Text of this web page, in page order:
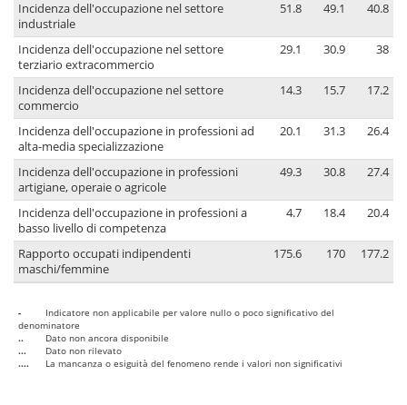
Incidenza dell'occupazione nel settore
industriale
51.8 49.1 40.8
Incidenza dell'occupazione nel settore
terziario extracommercio
29.1 30.9 38
Incidenza dell'occupazione nel settore
commercio
14.3 15.7 17.2
Incidenza dell'occupazione in professioni ad
alta-media specializzazione
20.1 31.3 26.4
Incidenza dell'occupazione in professioni
artigiane, operaie o agricole
49.3 30.8 27.4
Incidenza dell'occupazione in professioni a
basso livello di competenza
4.7 18.4 20.4
Rapporto occupati indipendenti
maschi/femmine
175.6 170 177.2
-
Indicatore non applicabile per valore nullo o poco significativo del
denominatore
..
Dato non ancora disponibile
...
Dato non rilevato
....
La mancanza o esiguità del fenomeno rende i valori non significativi